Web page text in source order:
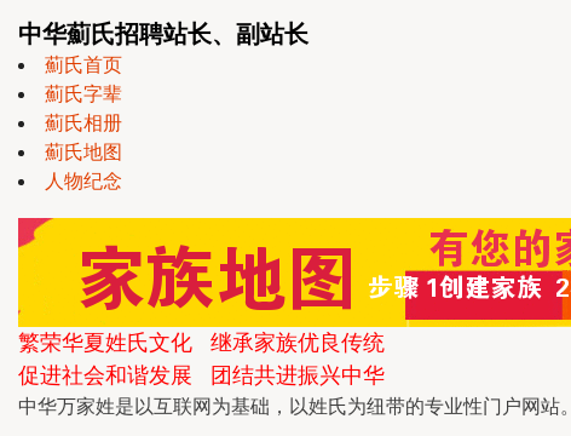
中华薊氏招聘站长、副站长
薊氏首页
薊氏字辈
薊氏相册
薊氏地图
人物纪念
繁荣华夏姓氏文化 继承家族优良传统
促进社会和谐发展 团结共进振兴中华
中华万家姓是以互联网为基础，以姓氏为纽带的专业性门户网站。